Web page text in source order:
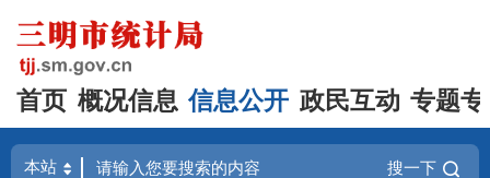
首页 概况信息 信息公开 政民互动 专题
搜一下